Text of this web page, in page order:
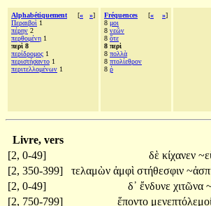
Alphabétiquement [« »]
Περαιβοὶ 1
πέρην 2
περθομένη 1
περὶ 8
περίδρομος 1
περιστήσαντο 1
περιτελλομένων 1
Fréquences [« »]
8 μοι
8 νεῶν
8 ὅτε
8 περὶ
8 πολλὰ
8 πτολίεθρον
8 ῥ
Livre, vers
[2, 0-49]
δὲ κίχανεν
[2, 350-399]
τελαμὼν ἀμφὶ στήθεσφιν
[2, 0-49]
δ᾽ ἔνδυνε χιτῶνα
[2, 750-799]
ἕποντο